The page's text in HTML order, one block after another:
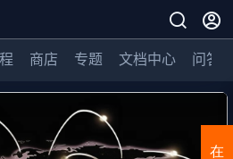
商店 专题 文档中心 问答
在